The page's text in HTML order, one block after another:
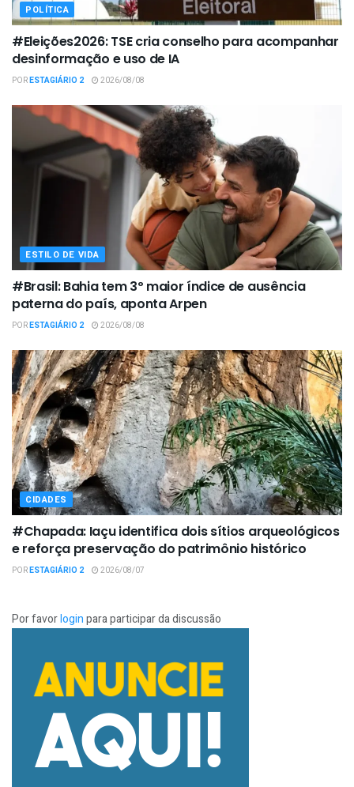
POLÍTICA
#Eleições2026: TSE cria conselho para acompanhar
desinformação e uso de IA
PORESTAGIÁRIO 2 2026/08/08
ESTILO DE VIDA
#Brasil: Bahia tem 3º maior índice de ausência
paterna do país, aponta Arpen
PORESTAGIÁRIO 2 2026/08/08
CIDADES
#Chapada: Iaçu identifica dois sítios arqueológicos
e reforça preservação do patrimônio histórico
PORESTAGIÁRIO 2 2026/08/07
Por favorloginpara participar da discussão